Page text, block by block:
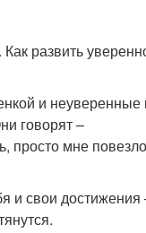
развить
и
говорят –
просто мне
и свои